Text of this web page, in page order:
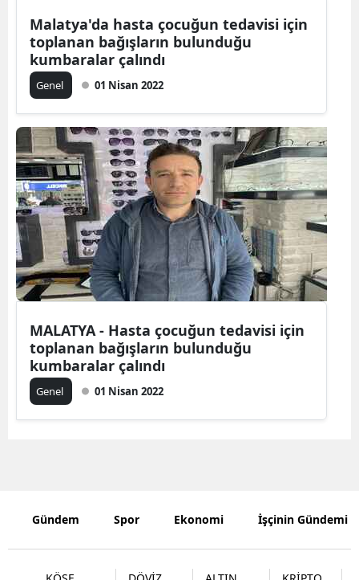
Çankırı
Çorum
Denizli
Diyarbakır
Edirne
Elazığ
Erzincan
Erzurum
Isparta
Malatya'da hasta çocuğun tedavisi için
toplanan bağışların bulunduğu
kumbaralar çalındı
Genel 01 Nisan 2022
MALATYA - Hasta çocuğun tedavisi için
toplanan bağışların bulunduğu
kumbaralar çalındı
Genel 01 Nisan 2022
Gündem Spor Ekonomi İşçinin Gündemi